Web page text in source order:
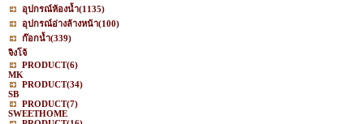
อุปกรณ์ห้องน้ำ(1135)
อุปกรณ์อ่างล้างหน้า(100)
ก๊อกน้ำ(339)
จิงโจ้
PRODUCT(6)
MK
PRODUCT(34)
SB
PRODUCT(7)
SWEETHOME